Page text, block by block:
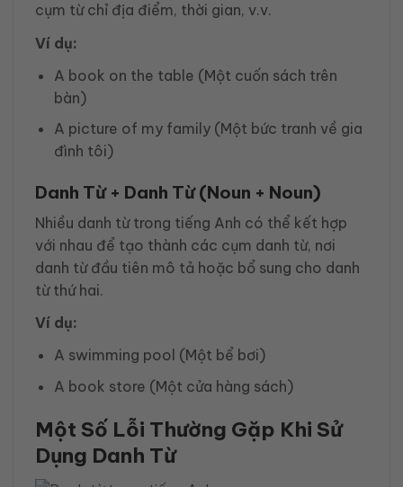
cụm từ chỉ địa điểm, thời gian, v.v.
Ví dụ:
A book on the table (Một cuốn sách trên
bàn)
A picture of my family (Một bức tranh về gia
đình tôi)
Danh Từ + Danh Từ (Noun + Noun)
Nhiều danh từ trong tiếng Anh có thể kết hợp
với nhau để tạo thành các cụm danh từ, nơi
danh từ đầu tiên mô tả hoặc bổ sung cho danh
từ thứ hai.
Ví dụ:
A swimming pool (Một bể bơi)
A book store (Một cửa hàng sách)
Một Số Lỗi Thường Gặp Khi Sử
Dụng Danh Từ